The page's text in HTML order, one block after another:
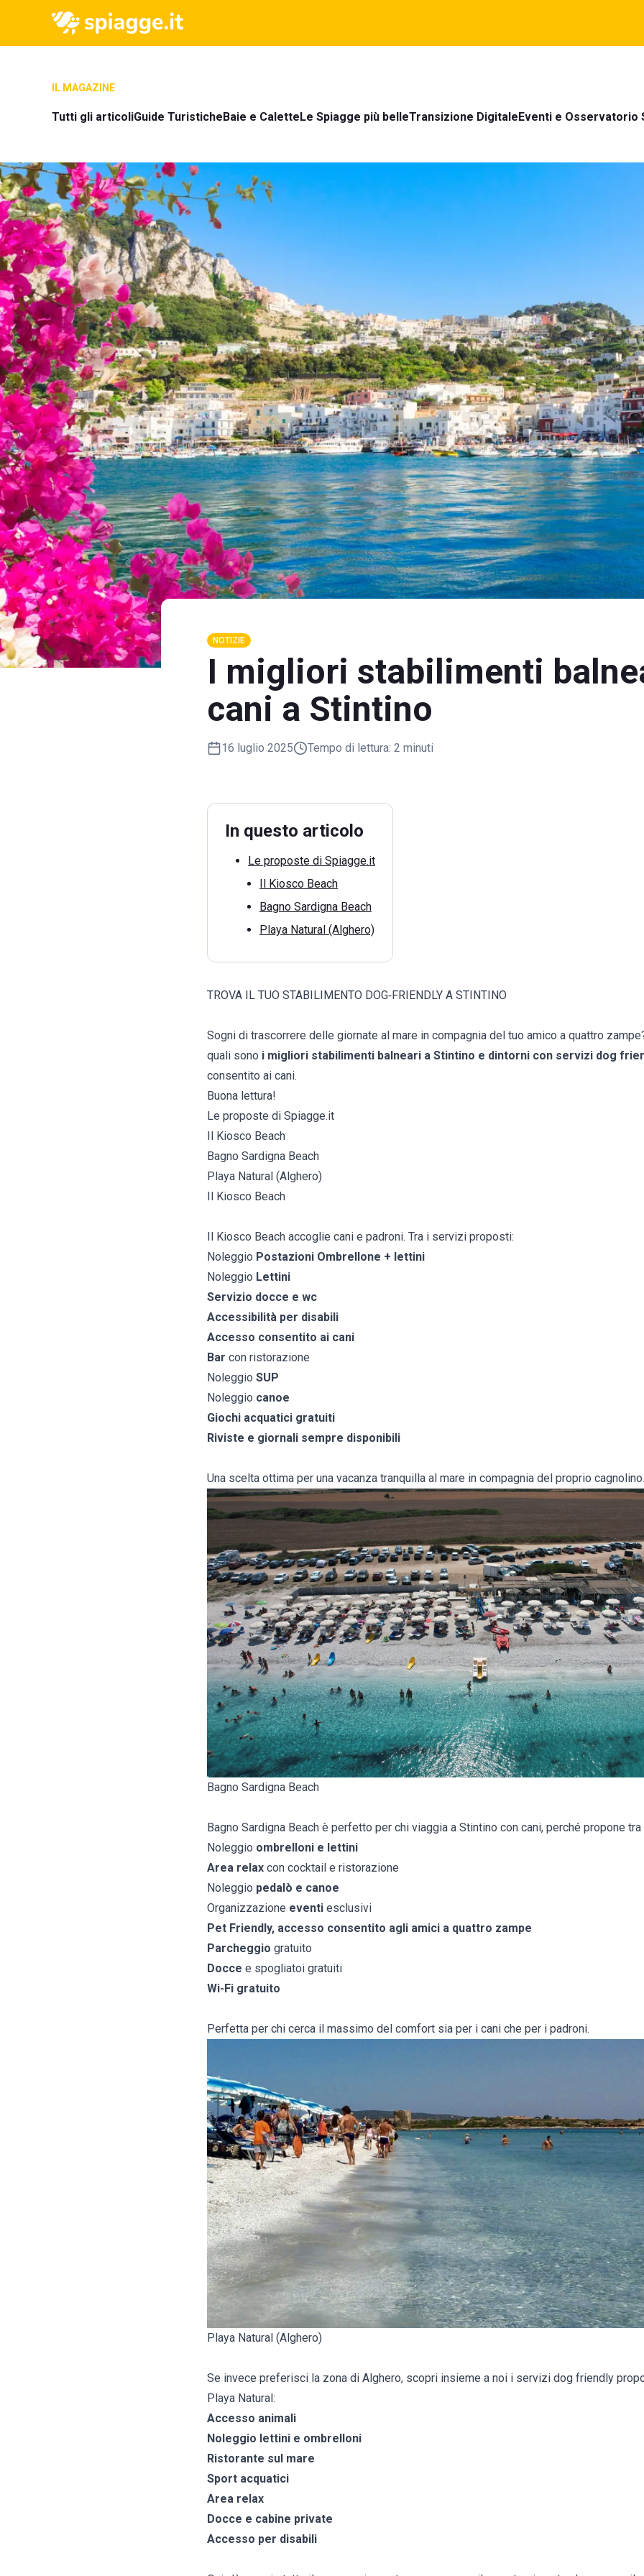
IL MAGAZINE
Tutti gli articoliGuide TuristicheBaie e CaletteLe Spiagge più belleTransizione DigitaleEventi e Osservatorio
NOTIZIE
I migliori stabilimenti
cani a Stintino
16 luglio 2025 Tempo di lettura: 2 minuti
In questo articolo
Le proposte di Spiagge.it
Il Kiosco Beach
Bagno Sardigna Beach
Playa Natural (Alghero)
TROVA IL TUO STABILIMENTO DOG‑FRIENDLY A STINTINO
Sogni di trascorrere delle giornate al mare in compagnia del tuo amico a quattro
quali sono i migliori stabilimenti balneari a Stintino e dintorni con servizi dog
consentito ai cani.
Buona lettura!
Le proposte di Spiagge.it
Il Kiosco Beach
Bagno Sardigna Beach
Playa Natural (Alghero)
Il Kiosco Beach
Il Kiosco Beach accoglie cani e padroni. Tra i servizi proposti:
Noleggio Postazioni Ombrellone + lettini
Noleggio Lettini
Servizio docce e wc
Accessibilità per disabili
Accesso consentito ai cani
Bar con ristorazione
Noleggio SUP
Noleggio canoe
Giochi acquatici gratuiti
Riviste e giornali sempre disponibili
Una scelta ottima per una vacanza tranquilla al mare in compagnia del proprio cagnolino.
Bagno Sardigna Beach
Bagno Sardigna Beach è perfetto per chi viaggia a Stintino con cani, perché propone
Noleggio ombrelloni e lettini
Area relax con cocktail e ristorazione
Noleggio pedalò e canoe
Organizzazione eventi esclusivi
Pet Friendly, accesso consentito agli amici a quattro zampe
Parcheggio gratuito
Docce e spogliatoi gratuiti
Wi-Fi gratuito
Perfetta per chi cerca il massimo del comfort sia per i cani che per i padroni.
Playa Natural (Alghero)
Se invece preferisci la zona di Alghero, scopri insieme a noi i servizi dog friendly
Playa Natural:
Accesso animali
Noleggio lettini e ombrelloni
Ristorante sul mare
Sport acquatici
Area relax
Docce e cabine private
Accesso per disabili